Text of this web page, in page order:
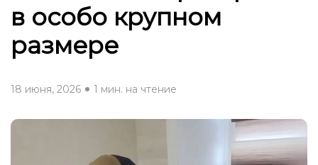
в особо крупном
размере
18 июня, 2026 1 мин. на чтение